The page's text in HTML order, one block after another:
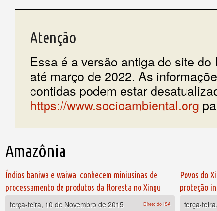
Atenção
Essa é a versão antiga do site do
até março de 2022. As
contidas podem estar
https://www.socioambiental.org
Amazônia
Índios baniwa e waiwai conhecem miniusinas de
processamento de produtos da floresta no Xingu
terça-feira, 10 de Novembro de 2015
Direto do ISA
Povos do
proteção
terça-
Páginas